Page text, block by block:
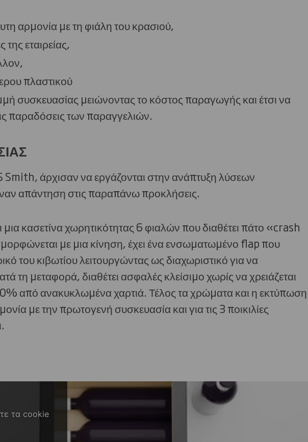
αρμονία με τη φιάλη του κρασιού,
της εταιρείας,
πλαστικού
συσκευασίας μειώνοντας το κόστος παραγωγής και έτσι να
παραδόσεις των παραγγελιών.
Smith, άρχισαν να εργάζονται στην ανάπτυξη λύσεων
απάντηση στις παραπάνω προκλήσεις.
κασετίνα χωρητικότητας 6 φιαλών που διαθέτει πάτο «crash
με μια κίνηση, έχει ένα ενσωματωμένο flap που
του κιβωτίου λειτουργώντας ως διαχωριστικό για να
τη μεταφορά, διαθέτει ασφαλές κλείσιμο χωρίς να χρειάζεται
από ανακυκλωμένα χαρτιά. Τέλος τα χρώματα και η εκτύπωση
με την πρωτογενή συσκευασία και για τις 3 ποικιλίες
τα cookie